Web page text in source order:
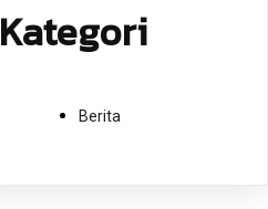
Kategori
Berita